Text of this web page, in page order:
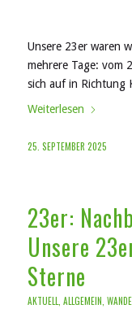
Unsere 23er waren
mehrere Tage: vom
sich auf in Richtung
Weiterlesen
25. SEPTEMBER 2025
23er:
Unsere
Sterne
AKTUELL, ALLGEMEIN,